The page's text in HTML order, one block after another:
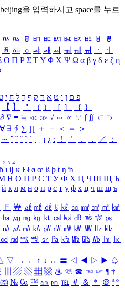
beijing을 입력하시고 space를 누르
ㅯ ㅰ ㅱ ㅲ ㅳ ㅴ ㅵ ㅶ ㅷ ㅸ
ㅹ
ㆄ ㆅ ㆆ ㆇ ㆈ ㆉ ㆊ ㆋ ㆌ ㆍ
ㆎ
Ο Π Ρ Σ ΤΥ Φ Χ Ψ Ω α β γ δ ε ζ η
פ ם ן ו ט א ר ק ף ך ל ח י
【 】 ＂ （ ） ［ ］ ｛ ｝
∂ ∇ ≡ ≒ ≪ ≫ √ ∽ ∝ ∵ ∫ ∬ ∈ ∋
∀ ∃ ∮ ∑ ∏ ＋ － ＜ ＝
＞
～ ˇ ˘ ˝ ˚ ˙ ¸ ¡ ¿ ː ！ ＇ ， ． ／
：
₂ ₃ ₄
ı ĳ ĸ ŀ ł ø œ ß þ ŧ ŋ ŉ
Н О П Р С Т У Ф Х Ц Ч Ш Щ Ъ
й к л м н о п р с т у ф х ц ч ш щ ъ
Ｆ ￦ ㎕ ㎖ ㎗ ℓ ㎘ ㏄ ㎣ ㎤ ㎥ ㎦
㏊ ㎍ ㎎ ㎏ ㏏ ㎈ ㎉ ㏈ ㎧ ㎨ ㎰
㎁ ㎂ ㎃ ㎄ ㎺ ㎻ ㎽ ㎾ ㎿ ㎐ ㎑
㏅ ㎭ ㎮ ㎯ ㏛ ㎩ ㎪ ㎫ ㎬ ㏝ ㏐
㏓
▽ → ← ↑ ↓ ↔ 〓 ◁ ◀ ▷ ▶ ♤
▨ ▧ ▦ ▩ ♨ ☏ ☎ ☜ ☞ ¶ †
㈜ № ㏇ ™ ㏂ ㏘ ℡ ＃ ＆ ＊ ＠ ª º